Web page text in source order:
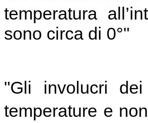
temperatura
sono circa di 0°"
"Gli involucri
temperature e